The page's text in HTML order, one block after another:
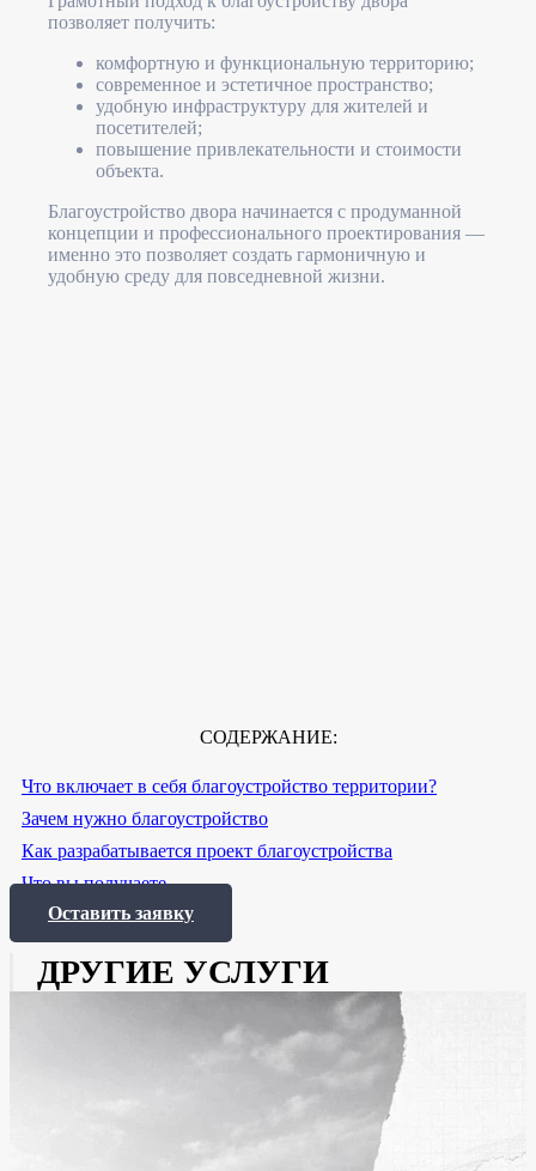
позволяет получить:
комфортную и функциональную территорию;
современное и эстетичное пространство;
удобную инфраструктуру для жителей и
посетителей;
повышение привлекательности и стоимости
объекта.
Благоустройство двора начинается с продуманной
концепции и профессионального проектирования —
именно это позволяет создать гармоничную и
удобную среду для повседневной жизни.
СОДЕРЖАНИЕ:
Что включает в себя благоустройство территории?
Зачем нужно благоустройство
Как разрабатывается проект благоустройства
Что вы получаете
Оставить заявку
ДРУГИЕ УСЛУГИ